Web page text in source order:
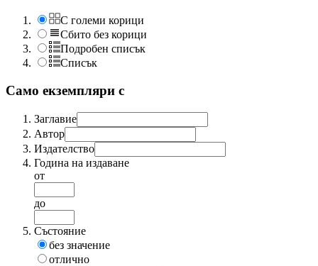
С големи корици
Сбито без корици
Подробен списък
Списък
Само екземпляри с
Заглавие
Автор
Издателство
Година на издаване
от
до
Състояние
без значение
отлично